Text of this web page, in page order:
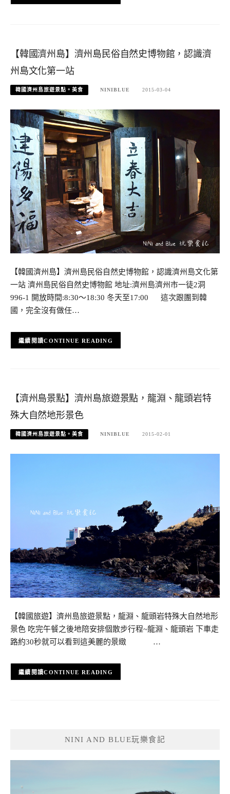
【韓國濟州島】濟州島民俗自然史博物館，認識濟
州島文化第一站
韓國濟州島旅遊景點。美食 NINIBLUE 2015-03-04
【韓國濟州島】濟州島民俗自然史博物館，認識濟州島文化第
一站 濟州島民俗自然史博物館 地址:濟州島濟州市一徒2洞
996-1 開放時間:8:30～18:30 冬天至17:00 這次跟團到韓
國，完全沒有做任…
CONTINUE READING
【濟州島景點】濟州島旅遊景點，龍淵、龍頭岩特
殊大自然地形景色
韓國濟州島旅遊景點。美食 NINIBLUE 2015-02-01
【韓國旅遊】濟州島旅遊景點，龍淵、龍頭岩特殊大自然地形
景色 吃完午餐之後地陪安排個散步行程~龍淵、龍頭岩 下車走
路約30秒就可以看到這美麗的景緻 …
CONTINUE READING
NINI AND BLUE玩樂食記